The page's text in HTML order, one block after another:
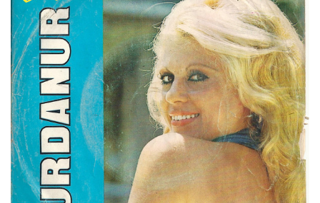
Sanatçılar
Albümler
İletişim
en